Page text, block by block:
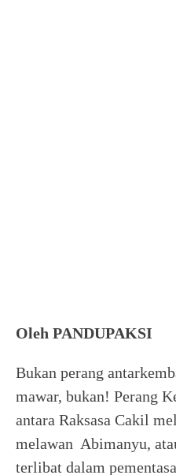
Oleh PANDUPAKSI
Bukan perang
mawar, bukan! Perang
antara Raksasa Cakil
melawan Abimanyu,
terlibat dalam